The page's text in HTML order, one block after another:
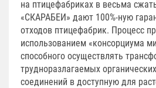
на птицефабриках в весьма
«СКАРАБЕИ» дают 100%-ную
отходов птицефабрик. Процесс
использованием «консорциума
способного осуществлять
трудноразлагаемых
соединений в доступную для